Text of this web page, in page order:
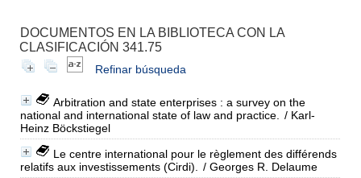
DOCUMENTOS EN LA BIBLIOTECA CON LA
CLASIFICACIÓN 341.75
Refinar búsqueda
Arbitration and state enterprises : a survey on the
national and international state of law and practice.
/ Karl-
Heinz Böckstiegel
Le centre international pour le règlement des différends
relatifs aux investissements (Cirdi).
/ Georges R. Delaume